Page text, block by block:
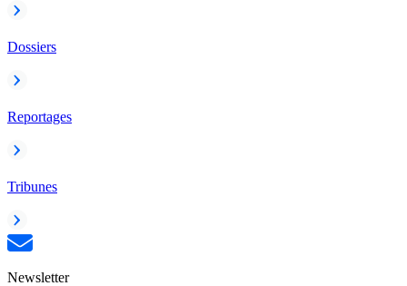
Dossiers
Reportages
Tribunes
Newsletter